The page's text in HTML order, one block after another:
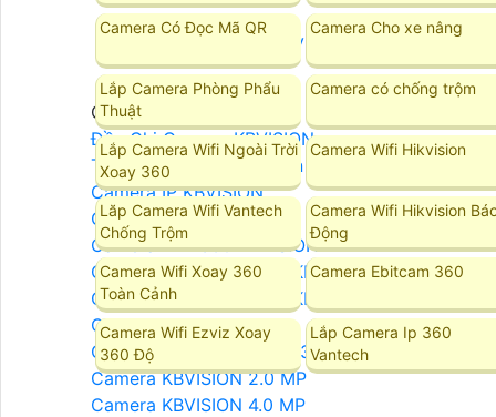
Camera Kbvision
Camera Kbvision
Đầu Ghi Camera KBVISION
Trọn Bộ Camera KBvision
Camera IP KBVISION
Camera Wifi KBVISION
Camera Wifi 360 KBVISION
Camera Wifi Trong Nhà KBVISION
Camera Wifi Ngoài Trời KBVISION
Camera Ai KBVISION
Camera KBVISION XOAY 360
Camera KBVISION 2.0 MP
Camera KBVISION 4.0 MP
Camera Có Đọc Mã QR Camera Cho xe nâng
Lắp Camera Phòng Phẩu
Thuật
Camera có chống trộm
Lắp Camera Wifi Ngoài Trời
Xoay 360
Camera Wifi Hikvision
Lăp Camera Wifi Vantech
Chống Trộm
Camera Wifi Hikvision
Động
Camera Wifi Xoay 360
Toàn Cảnh
Camera Ebitcam 360
Camera Wifi Ezviz Xoay
360 Độ
Lắp Camera Ip 360
Vantech